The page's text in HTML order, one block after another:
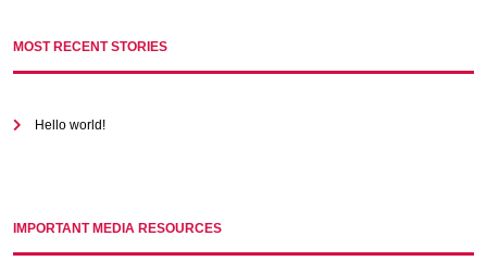
MOST RECENT STORIES
Hello world!
IMPORTANT MEDIA RESOURCES